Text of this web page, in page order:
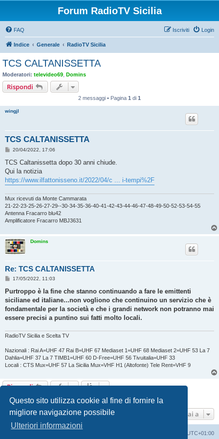
Questo sito utilizza cookie al fine di fornire la
migliore navigazione possibile
Ulteriori informazioni
Forum RadioTV Sicilia
FAQ Login
Iscriviti
Indice Generale RadioTV Sicilia
TCS CALTANISSETTA
Moderatori: televideo69 Domins
Rispondi
2 messaggi • Pagina 1 di 1
wingjl
TCS CALTANISSETTA
M
s
a
g
g
20/04/2022, 17:06
TCS Caltanissetta dopo 30 anni chiude.
Qui la notizia
https://www.ilfattonisseno.it/2022/04/c ... i-tempi%2F
Mux ricevuti da Monte Cammarata
21-22-23-25-26-27-29--30-34-35-36-40-41-42-43-44-46-47-48-49-50-52-53-54-55
Antenna Fracarro blu42
Amplificatore Fracarro MBJ3631
Domins
Re: TCS CALTANISSETTA
M
s
a
g
i
17/05/2022, 11:03
Purtroppo è la fine che stanno continuando a fare le emittenti
siciliane ed italiane...non vogliono che continuino un servizio che è
fondamentale per la società e che i grandi network non potranno mai
essere precisi a puntino sui fatti molto locali.
RadioTV Sicilia e Scelta TV
Nazionali : Rai A=UHF 47 Rai B=UHF 67 Mediaset 1=UHF 68 Mediaset 2=UHF 53 La 7
Dahlia=UHF 37 La 7 TIMB1=UHF 60 D-Free=UHF 56 Tivuitalia=UHF 33
Locali : CTS Mux=UHF 57 La Sicilia Mux=VHF H1 (Altofonte) Tele Rent=VHF 9
Rispondi
2 messaggi • Pagina1 di1
Vai a
UTC+01:00